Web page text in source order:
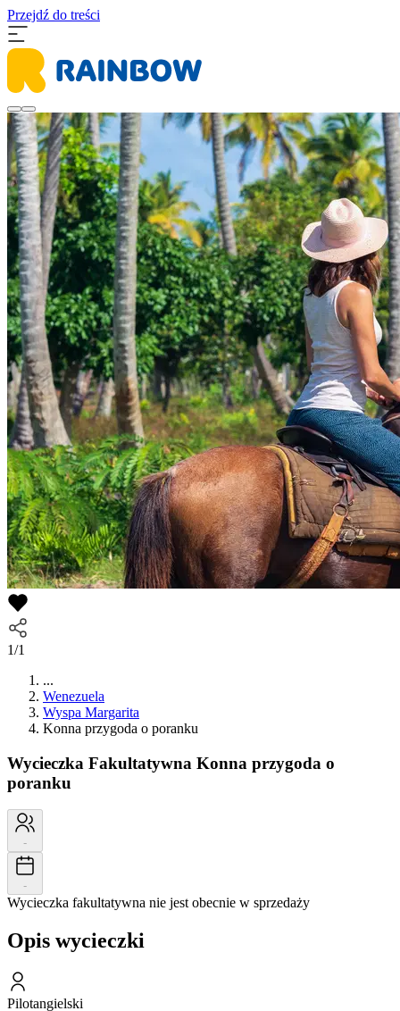
Przejdź do treści
1/1
...
Wenezuela
Wyspa Margarita
Konna przygoda o poranku
Wycieczka Fakultatywna Konna przygoda o
poranku
-
-
Wycieczka fakultatywna nie jest obecnie w sprzedaży
Opis wycieczki
Pilotangielski